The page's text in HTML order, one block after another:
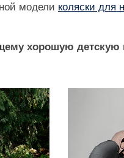
модели коляски для
хорошую детскую